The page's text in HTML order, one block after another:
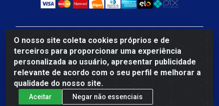
O nosso site coleta cookies próprios e de
terceiros para proporcionar uma experiência
personalizada ao usuário, apresentar publicidade
relevante de acordo com o seu perfil e melhorar a
qualidade do nosso site.
Aceitar Negar não essenciais
Mercosul Espumas Industriais LTDA - Rua 13, SN,
Quadra009 Lote 0007 - Polo Empresarial Goias - Etapa
IV - Aparecida de Goiânia/GO - CEP 74.985-113 - CNPJ
10.755.005/0001-88